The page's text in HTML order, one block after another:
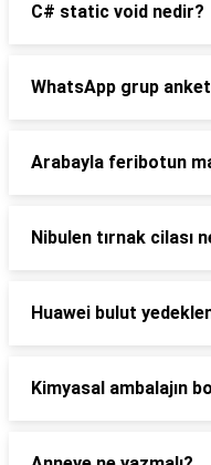
C# static void nedir?
WhatsApp grup
Arabayla feribotun
Nibulen tırnak cilası
Huawei bulut
Kimyasal ambalajın